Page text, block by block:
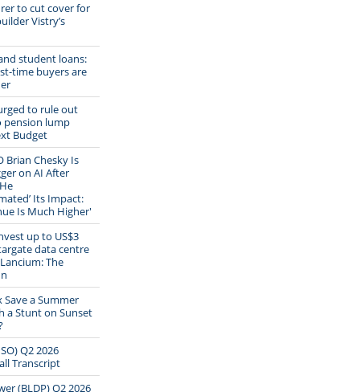
to cut cover for
Vistry’s
student loans:
time buyers are
to rule out
pension lump
Budget
Brian Chesky Is
on AI After
Its Impact:
Is Much Higher'
up to US$3
data centre
The
Save a Summer
a Stunt on Sunset
Q2 2026
Transcript
(BLDP) Q2 2026